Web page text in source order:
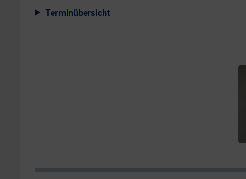
Terminübersicht